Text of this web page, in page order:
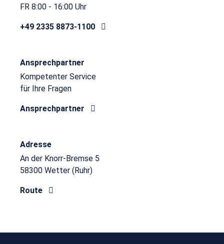
FR 8:00 - 16:00 Uhr
+49 2335 8873-1100
Ansprechpartner
Kompetenter Service
für Ihre Fragen
Ansprechpartner
Adresse
An der Knorr-Bremse 5
58300 Wetter (Ruhr)
Route